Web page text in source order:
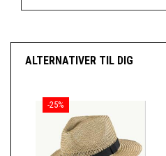
ALTERNATIVER TIL DIG
-25%